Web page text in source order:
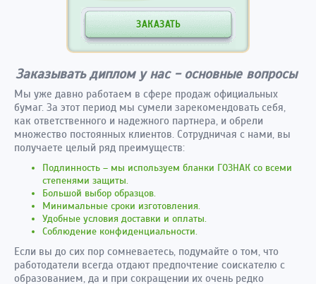
ЗАКАЗАТЬ
Заказывать диплом у нас - основные вопросы
Мы уже давно работаем в сфере продаж официальных
бумаг. За этот период мы сумели зарекомендовать себя,
как ответственного и надежного партнера, и обрели
множество постоянных клиентов. Сотрудничая с нами, вы
получаете целый ряд преимуществ:
Подлинность – мы используем бланки ГОЗНАК со всеми
степенями защиты.
Большой выбор образцов.
Минимальные сроки изготовления.
Удобные условия доставки и оплаты.
Соблюдение конфиденциальности.
Если вы до сих пор сомневаетесь, подумайте о том, что
работодатели всегда отдают предпочтение соискателю с
образованием, да и при сокращении их очень редко